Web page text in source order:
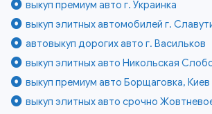
выкуп премиум авто г. Украинка
выкуп элитных автомобилей г.
автовыкуп дорогих авто г. Васильков
выкуп элитных авто Никольская
выкуп премиум авто Борщаговка, Киев
выкуп элитных авто срочно